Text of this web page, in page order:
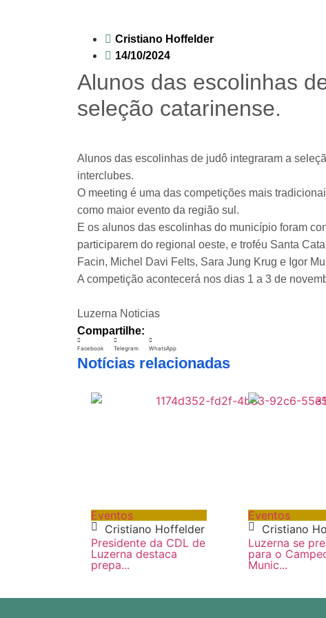
Cristiano Hoffelder
14/10/2024
Alunos das escolinhas
seleção catarinense.
Alunos das escolinhas de judô integraram a
interclubes.
O meeting é uma das competições mais
como maior evento da região sul.
E os alunos das escolinhas do município foram
participarem do regional oeste, e troféu Santa
Facin, Michel Davi Felts, Sara Jung Krug e Igor
A competição acontecerá nos dias 1 a 3 de
Luzerna Noticias
Compartilhe:
Facebook Telegram WhatsApp
Notícias relacionadas
Eventos
Cristiano Hoffelder
Presidente da CDL de
Luzerna destaca
prepa...
Eventos
Cristiano
Luzerna se
para o
Munic...